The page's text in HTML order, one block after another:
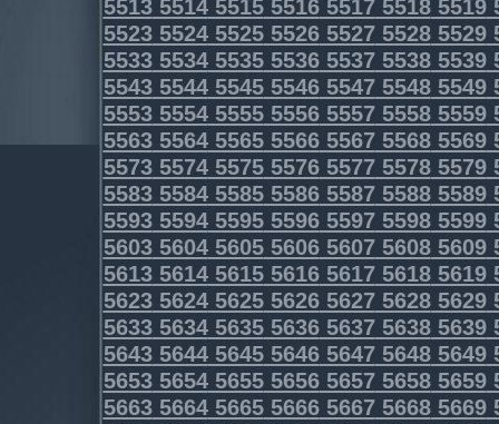
5513551455155516551755185519
5523552455255526552755285529
5533553455355536553755385539
5543554455455546554755485549
5553555455555556555755585559
5563556455655566556755685569
5573557455755576557755785579
5583558455855586558755885589
5593559455955596559755985599
5603560456055606560756085609
5613561456155616561756185619
5623562456255626562756285629
5633563456355636563756385639
5643564456455646564756485649
5653565456555656565756585659
5663566456655666566756685669